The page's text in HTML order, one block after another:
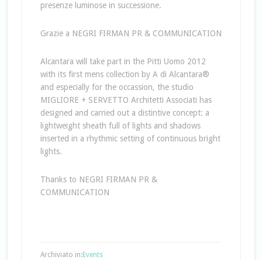
presenze luminose in successione.
Grazie a NEGRI FIRMAN PR & COMMUNICATION
Alcantara will take part in the Pitti Uomo 2012
with its first mens collection by A di Alcantara®
and especially for the occassion, the studio
MIGLIORE + SERVETTO Architetti Associati has
designed and carried out a distintive concept: a
lightweight sheath full of lights and shadows
inserted in a rhythmic setting of continuous bright
lights.
Thanks to NEGRI FIRMAN PR &
COMMUNICATION
Archiviato in: Events